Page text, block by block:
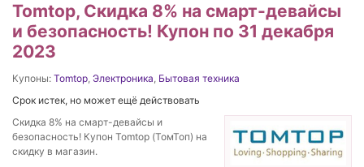
Tomtop, Скидка 8% на смарт-девайсы
и безопасность! Купон по 31 декабря
2023
Купоны: Tomtop, Электроника, Бытовая техника
Срок истек, но может ещё действовать
Скидка 8% на смарт-девайсы и
безопасность! Купон Tomtop (ТомТоп) на
скидку в магазин.